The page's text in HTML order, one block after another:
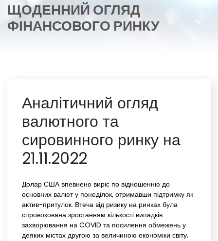
ЩОДЕННИЙ ОГЛЯД
ФІНАНСОВОГО РИНКУ
Аналітичний огляд
валютного та
сировинного ринку на
21.11.2022
Долар США впевнено виріс по відношенню до
основних валют у понеділок, отримавши підтримку як
актив-притулок. Втеча від ризику на ринках була
спровокована зростанням кількості випадків
захворювання на COVID та посилення обмежень у
деяких містах другою за величиною економіки світу.